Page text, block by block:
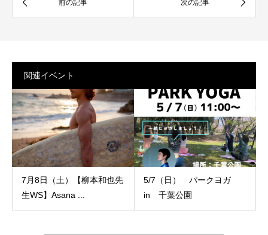
関連イベント
7月8日（土）【柳本和也先
生WS】Asana ...
5/7（日） パークヨガ
in 千葉公園